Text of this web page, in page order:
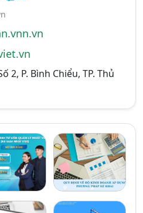
2, P. Bình Chiểu, TP. Thủ